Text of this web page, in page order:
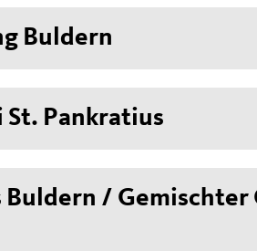
Buldern
Pankratius
/